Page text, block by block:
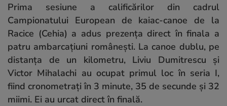
Prima sesiune a calificărilor din cadrul
Campionatului European de kaiac-canoe de la
Racice (Cehia) a adus prezența direct în finala a
patru ambarcațiuni românești. La canoe dublu, pe
distanța de un kilometru, Liviu Dumitrescu și
Victor Mihalachi au ocupat primul loc în seria I,
fiind cronometrați în 3 minute, 35 de secunde și 32
miimi. Ei au urcat direct în finală.